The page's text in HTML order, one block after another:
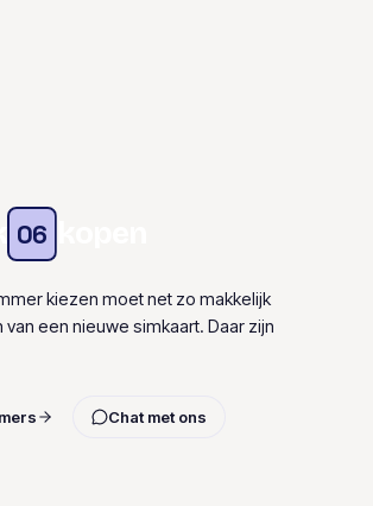
06
kiezen moet net zo makkelijk
van een nieuwe simkaart. Daar zijn
Chat met ons